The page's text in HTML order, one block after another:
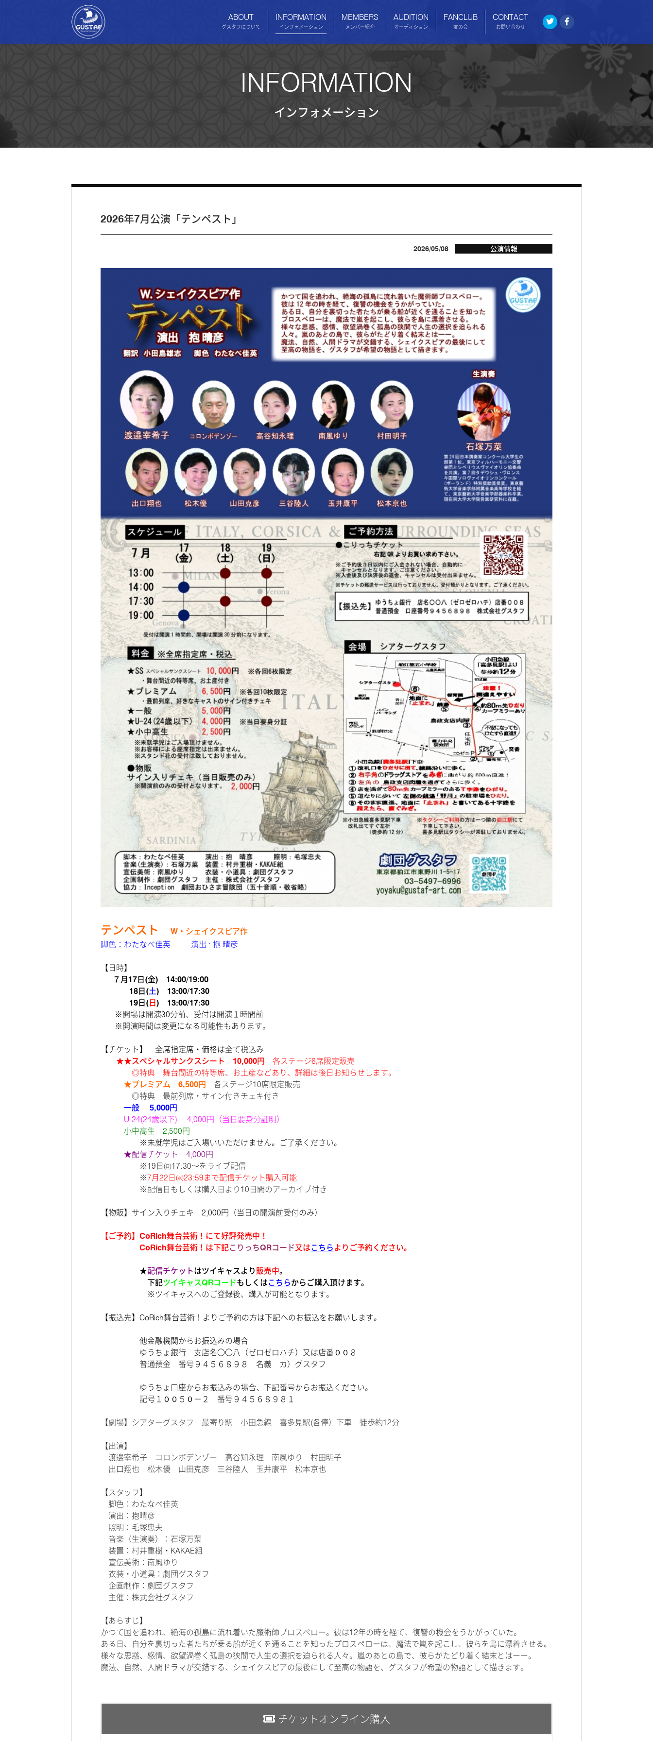
ABOUT
グスタフについて
INFORMATION
インフォメーション
MEMBERS
メンバー紹介
AUDITION
オーディション
FANCLUB
友の会
CONTACT
お問い合わせ
INFORMATION
インフォメーション
2026年7月公演「テンペスト」
2026/05/08 公演情報
テンペスト
W・シェイクスピア作
脚色：わたなべ佳英 演出 : 抱 晴彦
【日時】
７月17日(金) 14:00/19:00
18日(土) 13:00/17:30
19日(日) 13:00/17:30
※開場は開演30分前、受付は開演１時間前
※開演時間は変更になる可能性もあります。
【チケット】 全席指定席・価格は全て税込み
★★スペシャルサンクスシート 10,000円 各ステージ6席限定販売
◎特典 舞台間近の特等席、お土産などあり、詳細は後日お知らせします。
★プレミアム 6,500円 各ステージ10席限定販売
◎特典 最前列席・サイン付きチェキ付き
一般 5,000円
U-24(24歳以下)
4,000円（当日要身分証明）
小中高生 2,500円
※未就学児はご入場いいただけません。ご了承ください。
★配信チケット 4,000円
※19日㈰17:30～をライブ配信
※7月22日㈬23:59まで配信チケット購入可能
※配信日もしくは購入日より10日間のアーカイブ付き
【物販】サイン入りチェキ 2,000円（当日の開演前受付のみ）
【ご予約】CoRich舞台芸術！にて好評発売中！
CoRich舞台芸術！は下記こりっちQRコード又はこちら よりご予約ください。
★配信チケットはツイキャス より 販売中。
下記ツイキャスQRコードもしくはこちらからご購入頂けます。
※ツイキャスへのご登録後、購入が可能となります。
【振込先】CoRich舞台芸術！よりご予約の方は下記へのお振込をお願いします。
他金融機関からお振込みの場合
ゆうちょ銀行 支店名〇〇八（ゼロゼロハチ）又は店番００８
普通預金 番号９４５６８９８ 名義 カ）グスタフ
ゆうちょ口座からお振込みの場合、下記番号からお振込ください。
記号１００５０－２ 番号９４５６８９８１
【劇場】シアターグスタフ 最寄り駅 小田急線 喜多見駅(各停）下車 徒歩約12分
【出演】
渡邉宰希子
コロンボデンゾー 高谷知永理 南風ゆり 村田明子
出口翔也 松木優 山田克彦 三谷陸人 玉井康平 松本京也
【スタッフ】
脚色：わたなべ佳英
演出：抱晴彦
照明：毛塚忠夫
音楽（生演奏）：石塚万菜
装置：村井重樹・KAKAE組
宣伝美術：南風ゆり
衣装・小道具：劇団グスタフ
企画制作：劇団グスタフ
主催：株式会社グスタフ
【あらすじ】
かつて国を追われ、絶海の孤島に流れ着いた魔術師プロスペロー。彼は12年の時を経て、復讐の機会をうかがっていた。
ある日、自分を裏切った者たちが乗る船が近くを通ることを知ったプロスペローは、魔法で嵐を起こし、彼らを島に漂着させる。
様々な思惑、感情、欲望渦巻く孤島の狭間で人生の選択を迫られる人々。嵐のあとの島で、彼らがたどり着く結末とはーー。
魔法、自然、人間ドラマが交錯する、シェイクスピアの最後にして至高の物語を、グスタフが希望の物語として描きます。
チケットオンライン購入